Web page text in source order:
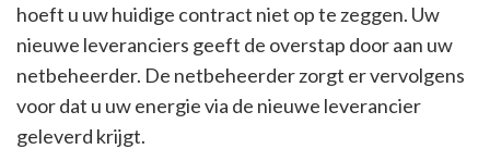
hoeft u uw huidige contract niet op te zeggen. Uw
nieuwe leveranciers geeft de overstap door aan uw
netbeheerder. De netbeheerder zorgt er vervolgens
voor dat u uw energie via de nieuwe leverancier
geleverd krijgt.